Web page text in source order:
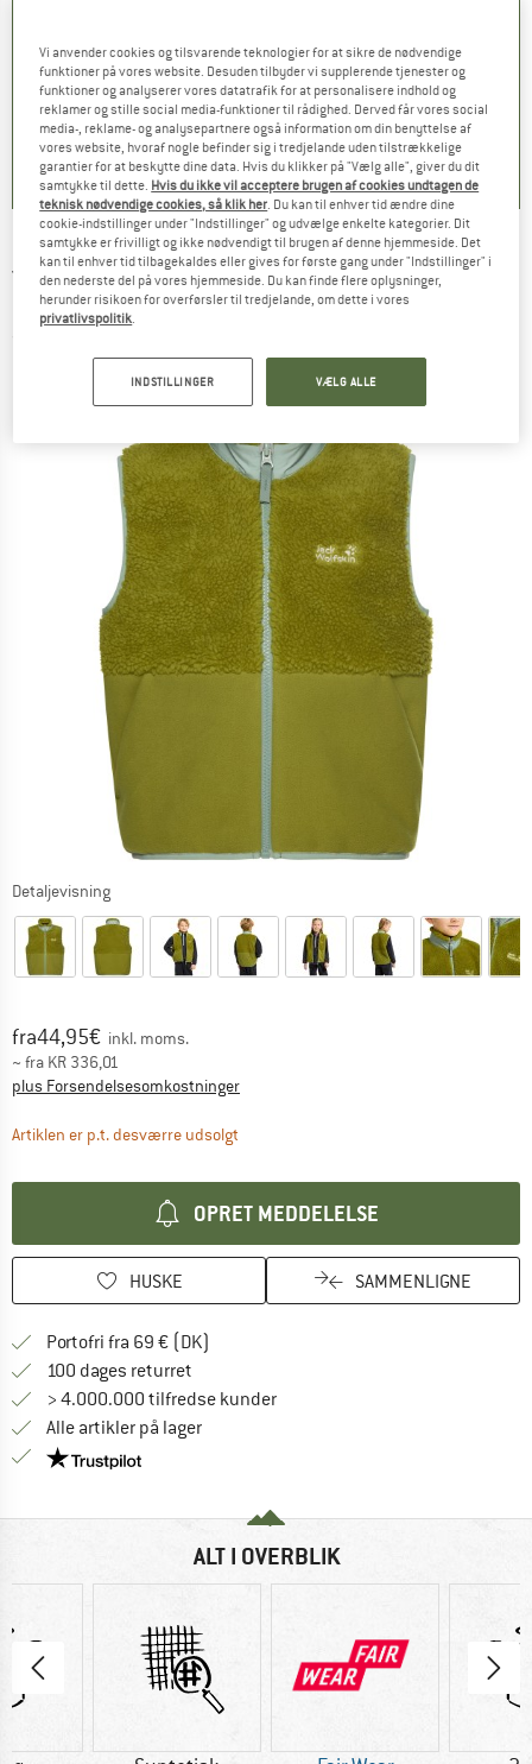
pris
€
Produktgruppe
Tørklæde
Pris
17,95 €Nedsat pris
14,36 €
0,0(0)
Produktgruppe
Fleecejakke
Pris
44,95 € Nedsat pris
fra26,97 €
+4
0,0(0)
JACK WOLFSKIN -Kid's Ice Curl Vest -
Fleecevest
Detaljevisning
Pris:
fra44,95€ inkl. moms.
~ fra KR 336,01
plus ForsendelsesomkostningerOplysninger om
Artiklen er p.t. desværre udsolgt
OPRET MEDDELELSE
HUSKE SAMMENLIGNE
Portofri fra 69 € (DK)
100 dages returret
> 4.000.000 tilfredse kunder
Alle artikler på lager
Vi er Trustpilot-certificeret - oplysningerne får du
ALT I OVERBLIK
Vi anvender cookies og tilsvarende teknologier for at sikre de nødvendige
funktioner på vores website. Desuden tilbyder vi supplerende tjenester og
funktioner og analyserer vores datatrafik for at personalisere indhold og
reklamer og stille social media-funktioner til rådighed. Derved får vores social
media-, reklame- og analysepartnere også information om din benyttelse af
vores website, hvoraf nogle befinder sig i tredjelande uden tilstrækkelige
garantier for at beskytte dine data. Hvis du klikker på "Vælg alle", giver du dit
samtykke til dette. Hvis du ikke vil acceptere brugen af cookies undtagen de
teknisk nødvendige cookies, så klik her. Du kan til enhver tid ændre dine
cookie-indstillinger under "Indstillinger" og udvælge enkelte kategorier. Dit
samtykke er frivilligt og ikke nødvendigt til brugen af denne hjemmeside. Det
kan til enhver tid tilbagekaldes eller gives for første gang under "Indstillinger" i
den nederste del på vores hjemmeside. Du kan finde flere oplysninger,
herunder risikoen for overførsler til tredjelande, om dette i vores
privatlivspolitik.
INDSTILLINGER VÆLG ALLE